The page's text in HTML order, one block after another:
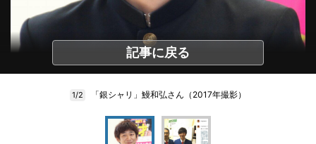
記事に戻る
1/2 「銀シャリ」鰻和弘さん（2017年撮影）